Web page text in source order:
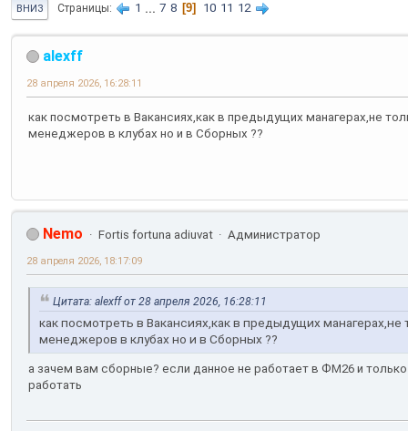
ВНИЗ Страницы 1 ... 7 8 9 10 11 12
alexff
28 апреля 2026, 16:28:11
как посмотреть в Вакансиях,как в предыдущих манагерах,не
менеджеров в клубах но и в Сборных ??
Nemo Fortis fortuna adiuvat Администратор
28 апреля 2026, 18:17:09
Цитата: alexff от 28 апреля 2026, 16:28:11
как посмотреть в Вакансиях,как в предыдущих
менеджеров в клубах но и в Сборных ??
а зачем вам сборные? если данное не работает в ФМ26 и
работать